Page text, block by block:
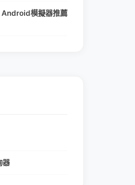
Android模擬器推薦
器